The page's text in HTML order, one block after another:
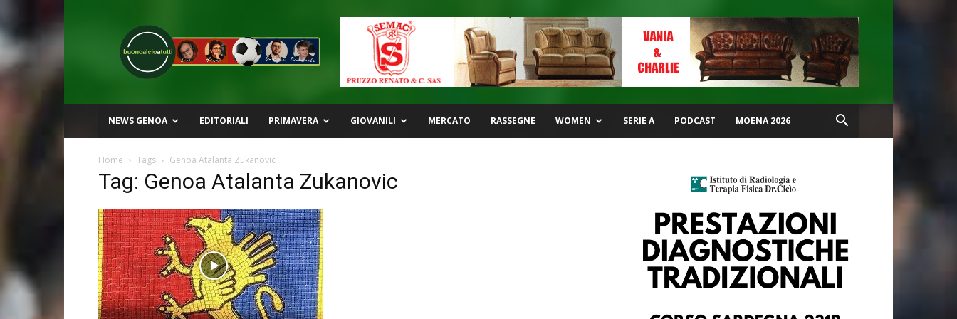
Buon
Calcio
a
Tutti
NEWS GENOA EDITORIALI PRIMAVERA GIOVANILI MERCATO RASSEGNE WOMEN SERIE A PODCAST MOENA 2026
Home Tags Genoa Atalanta Zukanovic
Tag: Genoa Atalanta Zukanovic